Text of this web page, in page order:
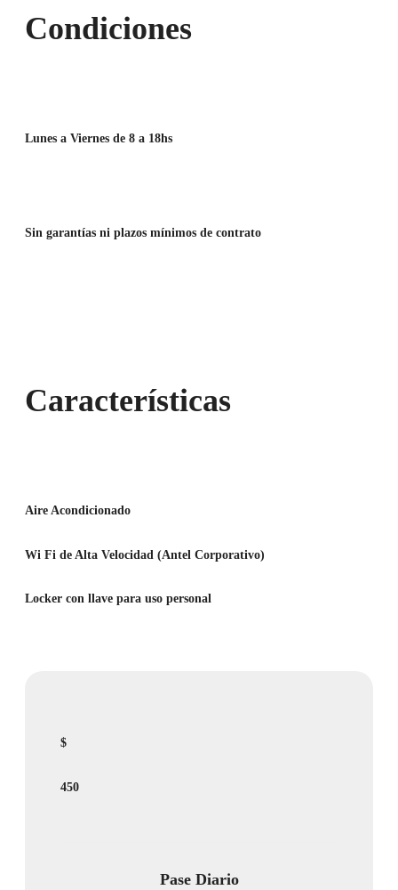
Condiciones
Lunes a Viernes de 8 a 18hs
Sin garantías ni plazos mínimos de contrato
Características
Aire Acondicionado
Wi Fi de Alta Velocidad (Antel Corporativo)
Locker con llave para uso personal
$
450
Pase Diario